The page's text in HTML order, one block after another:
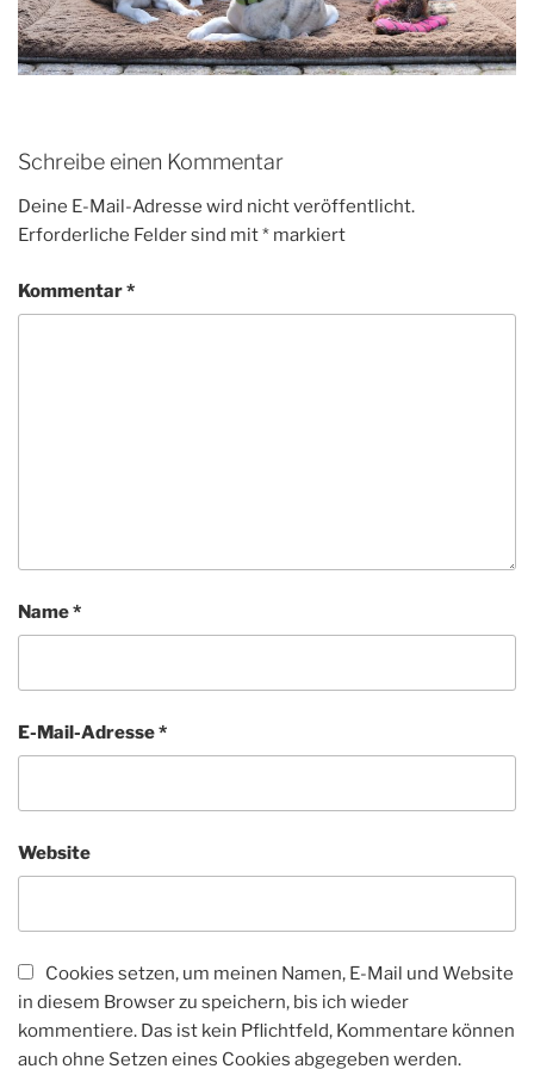
Schreibe einen Kommentar
Deine E-Mail-Adresse wird nicht veröffentlicht.
Erforderliche Felder sind mit* markiert
Kommentar*
Name*
E-Mail-Adresse*
Website
Cookies setzen, um meinen Namen, E-Mail und Website
in diesem Browser zu speichern, bis ich wieder
kommentiere. Das ist kein Pflichtfeld, Kommentare können
auch ohne Setzen eines Cookies abgegeben werden.